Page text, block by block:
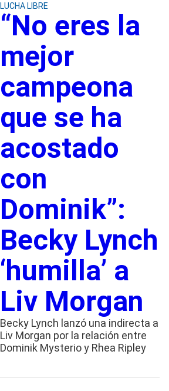
LUCHA LIBRE
“No eres la
mejor
campeona
que se ha
acostado
con
Dominik”:
Becky Lynch
‘humilla’ a
Liv Morgan
Becky Lynch lanzó una indirecta a
Liv Morgan por la relación entre
Dominik Mysterio y Rhea Ripley